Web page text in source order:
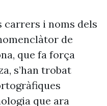
carrers i noms dels
de
que fa força
s’han trobat
que ara